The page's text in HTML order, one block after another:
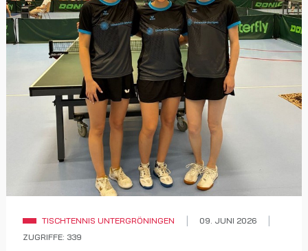
TISCHTENNIS UNTERGRÖNINGEN
09. JUNI 2026
ZUGRIFFE: 339